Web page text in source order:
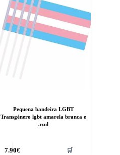
Pequena bandeira LGBT
Transgénero lgbt amarela branca e
azul
7.90€ 🛒